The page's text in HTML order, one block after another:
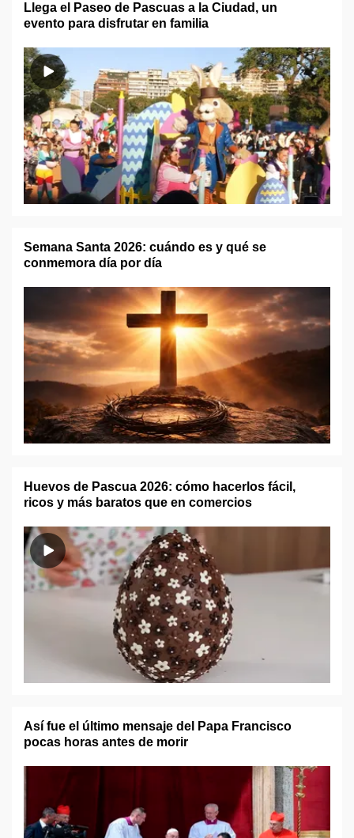
Llega el Paseo de Pascuas a la Ciudad, un
evento para disfrutar en familia
Semana Santa 2026: cuándo es y qué se
conmemora día por día
Huevos de Pascua 2026: cómo hacerlos fácil,
ricos y más baratos que en comercios
Así fue el último mensaje del Papa Francisco
pocas horas antes de morir